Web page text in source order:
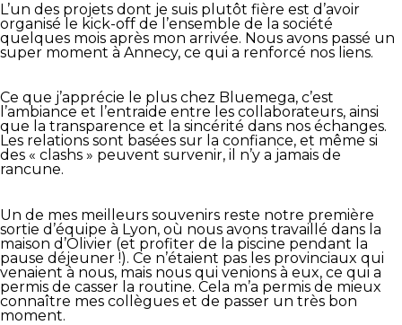
L’un des projets dont je suis plutôt fière est d’avoir
organisé le kick-off de l’ensemble de la société
quelques mois après mon arrivée. Nous avons passé un
super moment à Annecy, ce qui a renforcé nos liens.
Ce que j’apprécie le plus chez Bluemega, c’est
l’ambiance et l’entraide entre les collaborateurs, ainsi
que la transparence et la sincérité dans nos échanges.
Les relations sont basées sur la confiance, et même si
des « clashs » peuvent survenir, il n’y a jamais de
rancune.
Un de mes meilleurs souvenirs reste notre première
sortie d’équipe à Lyon, où nous avons travaillé dans la
maison d’Olivier (et profiter de la piscine pendant la
pause déjeuner !). Ce n’étaient pas les provinciaux qui
venaient à nous, mais nous qui venions à eux, ce qui a
permis de casser la routine. Cela m’a permis de mieux
connaître mes collègues et de passer un très bon
moment.